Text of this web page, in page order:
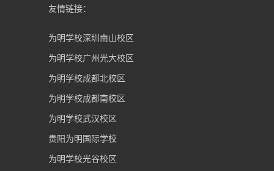
友情链接：
为明学校深圳南山校区
为明学校广州光大校区
为明学校成都北校区
为明学校成都南校区
为明学校武汉校区
贵阳为明国际学校
为明学校光谷校区